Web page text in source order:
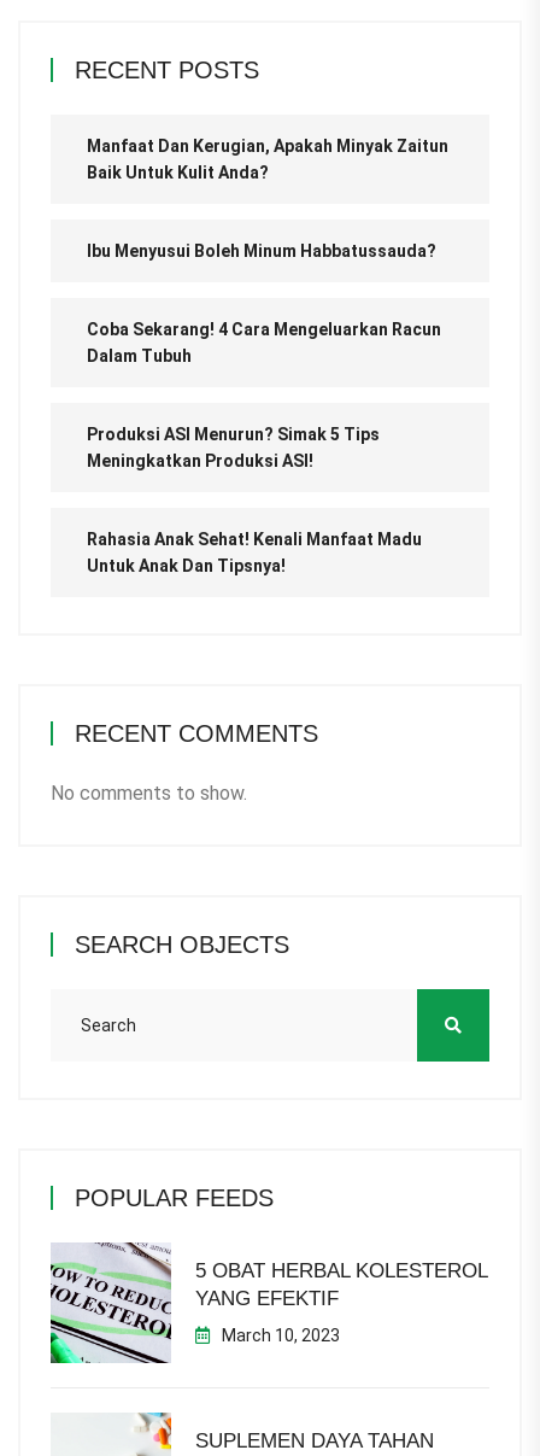
RECENT POSTS
Manfaat Dan Kerugian, Apakah Minyak Zaitun
Baik Untuk Kulit Anda?
Ibu Menyusui Boleh Minum Habbatussauda?
Coba Sekarang! 4 Cara Mengeluarkan Racun
Dalam Tubuh
Produksi ASI Menurun? Simak 5 Tips
Meningkatkan Produksi ASI!
Rahasia Anak Sehat! Kenali Manfaat Madu
Untuk Anak Dan Tipsnya!
RECENT COMMENTS
No comments to show.
SEARCH OBJECTS
POPULAR FEEDS
5 OBAT HERBAL KOLESTEROL
YANG EFEKTIF
March 10, 2023
SUPLEMEN DAYA TAHAN